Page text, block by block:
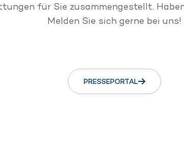
für Sie zusammengestellt.
Melden Sie sich gerne bei uns!
PRESSEPORTAL